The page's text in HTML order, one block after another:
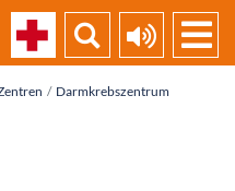
Darmkrebszentrum